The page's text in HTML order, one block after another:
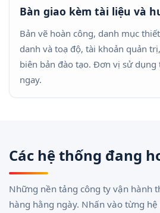
Bàn giao kèm tài liệu và
Bản vẽ hoàn công, danh mục
danh và toạ độ, tài khoản quản
biên bản đào tạo. Đơn vị sử
ngay.
Các hệ thống đang
Những nền tảng công ty vận hành
hàng hằng ngày. Nhấn vào từng